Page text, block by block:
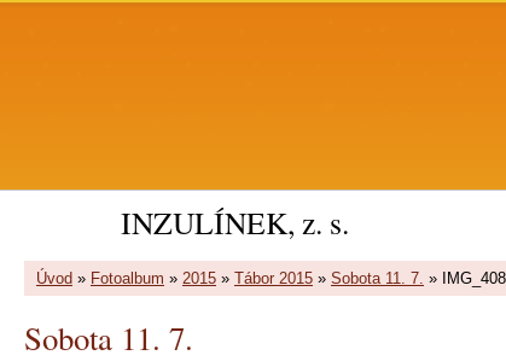
INZULÍNEK, z. s.
Úvod » Fotoalbum » 2015 » Tábor 2015 » Sobota 11. 7. »
Sobota 11. 7.